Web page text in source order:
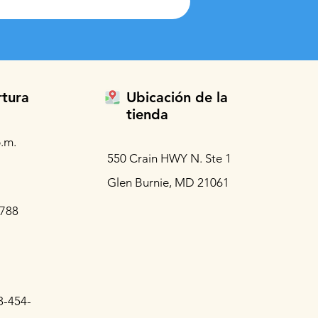
454-
Ubicación de la
tienda
550 Crain HWY N. Ste 1
Glen Burnie, MD 21061